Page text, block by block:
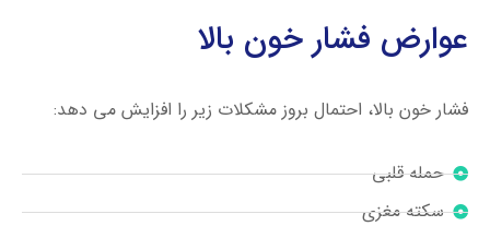
عوارض فشار خون بالا
فشار خون بالا، احتمال بروز مشکلات زیر را افزایش می دهد:
حمله قلبی
سکته مغزی